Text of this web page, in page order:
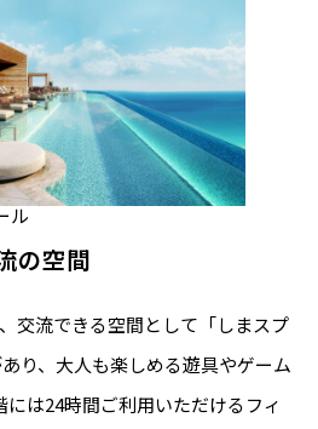
ル
の空間
交流できる空間として「しまスプ
り、大人も楽しめる遊具やゲーム
は24時間ご利用いただけるフィ